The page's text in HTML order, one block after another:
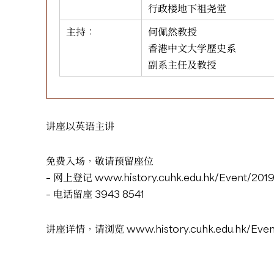
行政楼地下祖尧堂
主持：
何佩然教授
香港中文大学歷史系
副系主任及教授
讲座以英语主讲
免费入场，敬请预留座位
– 网上登记 www.history.cuhk.edu.hk/Event/
– 电话留座 3943 8541
讲座详情，请浏览 www.history.cuhk.edu.hk/